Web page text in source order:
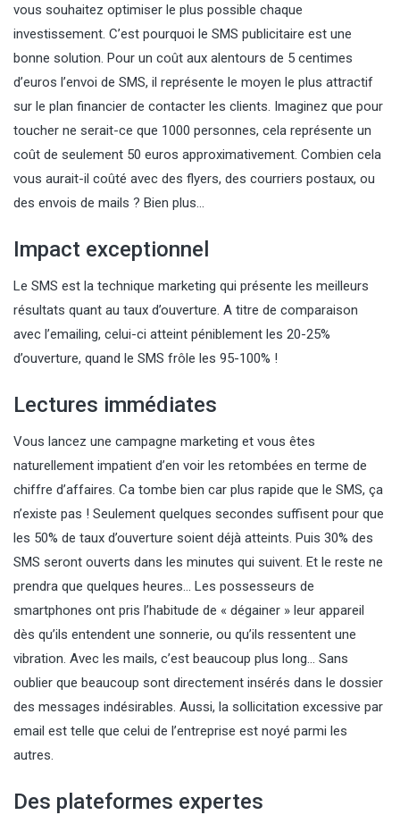
vous souhaitez optimiser le plus possible chaque
investissement. C’est pourquoi le SMS publicitaire est une
bonne solution. Pour un coût aux alentours de 5 centimes
d’euros l’envoi de SMS, il représente le moyen le plus attractif
sur le plan financier de contacter les clients. Imaginez que pour
toucher ne serait-ce que 1000 personnes, cela représente un
coût de seulement 50 euros approximativement. Combien cela
vous aurait-il coûté avec des flyers, des courriers postaux, ou
des envois de mails ? Bien plus…
Impact exceptionnel
Le SMS est la technique marketing qui présente les meilleurs
résultats quant au taux d’ouverture. A titre de comparaison
avec l’emailing, celui-ci atteint péniblement les 20-25%
d’ouverture, quand le SMS frôle les 95-100% !
Lectures immédiates
Vous lancez une campagne marketing et vous êtes
naturellement impatient d’en voir les retombées en terme de
chiffre d’affaires. Ca tombe bien car plus rapide que le SMS, ça
n’existe pas ! Seulement quelques secondes suffisent pour que
les 50% de taux d’ouverture soient déjà atteints. Puis 30% des
SMS seront ouverts dans les minutes qui suivent. Et le reste ne
prendra que quelques heures… Les possesseurs de
smartphones ont pris l’habitude de « dégainer » leur appareil
dès qu’ils entendent une sonnerie, ou qu’ils ressentent une
vibration. Avec les mails, c’est beaucoup plus long… Sans
oublier que beaucoup sont directement insérés dans le dossier
des messages indésirables. Aussi, la sollicitation excessive par
email est telle que celui de l’entreprise est noyé parmi les
autres.
Des plateformes expertes